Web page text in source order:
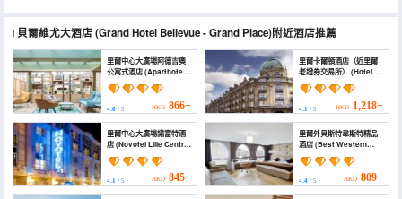
貝爾維尤大酒店(Grand Hotel Bellevue - Grand Place)附近酒店推薦
里爾中心大廣場阿德吉奧
公寓式酒店 (Aparthotel
Adagio Lille Centre
Grand Place)
4.6 / 5 HKD 866+
里爾卡爾頓酒店（近里爾
老證券交易所） (Hotel
Carlton Lille)
4.1/ 5 HKD 1,218+
里爾中心大廣場諾富特酒
店 (Novotel Lille Centre
Grand-Place)
4.1 / 5 HKD 845+
里爾外貝斯特韋斯特精品
酒店 (Best Western
Premier Why Hotel)
4.4/ 5 HKD 809+